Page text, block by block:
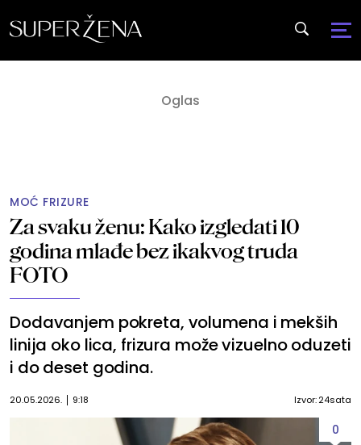
MOĆ FRIZURE
Za svaku ženu: Kako izgledati 10
godina mlađe bez ikakvog truda
FOTO
Dodavanjem pokreta, volumena i mekših
linija oko lica, frizura može vizuelno oduzeti
i do deset godina.
20.05.2026. 9:18 Izvor: 24sata
0